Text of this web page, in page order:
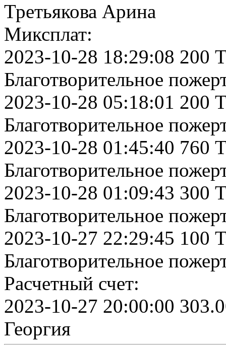
Третьякова Арина
Миксплат:
2023-10-28 18:29:08 200
Благотворительное
2023-10-28 05:18:01 200
Благотворительное
2023-10-28 01:45:40 760
Благотворительное
2023-10-28 01:09:43 300
Благотворительное
2023-10-27 22:29:45 100
Благотворительное
Расчетный счет:
2023-10-27 20:00:00
Георгия